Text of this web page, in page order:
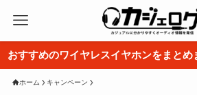
おすすめのワイヤレスイヤホンをまと
ホーム キャンペーン